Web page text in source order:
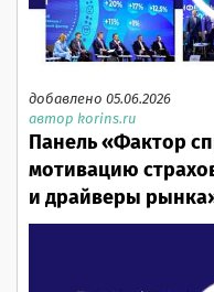
добавлено 05.06.2026
автор korins.ru
Панель «Фактор
мотивацию
и драйверы